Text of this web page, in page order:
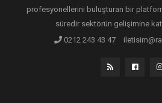
profesyonellerini buluşturan bir
süredir sektörün gelişimine
0212 243 43 47